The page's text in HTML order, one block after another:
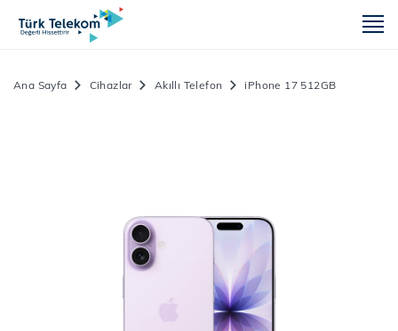
Ana Sayfa Cihazlar Akıllı Telefon iPhone 17 512GB